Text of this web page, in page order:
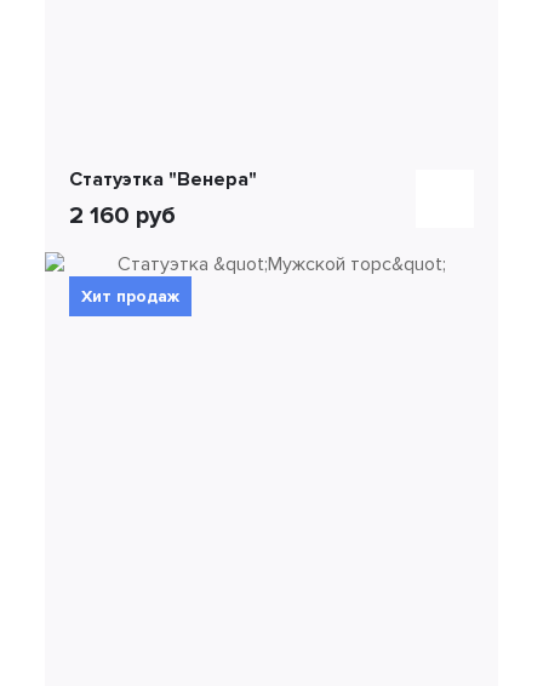
Статуэтка "Венера"
2 160 руб
Хит продаж